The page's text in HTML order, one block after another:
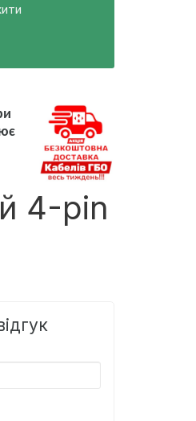
4-pin